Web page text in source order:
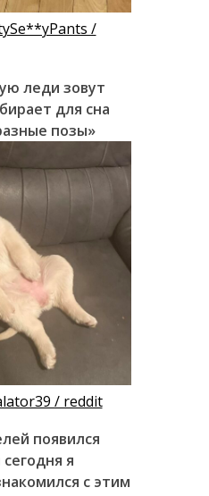
/
леди зовут
для сна
позы»
/ reddit
появился
я
с этим